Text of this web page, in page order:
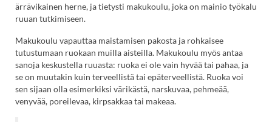
ärrävikainen herne, ja tietysti makukoulu, joka on mainio työkalu
ruuan tutkimiseen.
Makukoulu vapauttaa maistamisen pakosta ja rohkaisee
tutustumaan ruokaan muilla aisteilla. Makukoulu myös antaa
sanoja keskustella ruuasta: ruoka ei ole vain hyvää tai pahaa, ja
se on muutakin kuin terveellistä tai epäterveellistä. Ruoka voi
sen sijaan olla esimerkiksi värikästä, narskuvaa, pehmeää,
venyvää, poreilevaa, kirpsakkaa tai makeaa.